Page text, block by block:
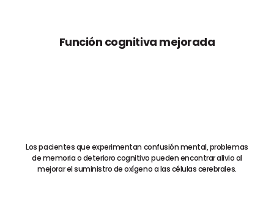
Función cognitiva mejorada
Los pacientes que experimentan confusión mental, problemas
de memoria o deterioro cognitivo pueden encontrar alivio al
mejorar el suministro de oxígeno a las células cerebrales.